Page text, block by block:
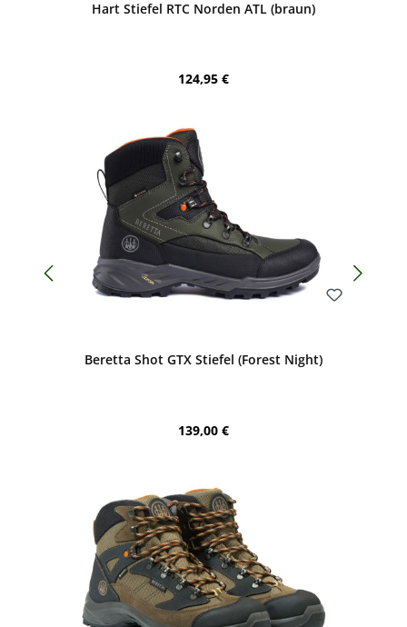
Hart Stiefel RTC Norden ATL (braun)
Regulärer Preis:
124,95 €
Beretta Shot GTX Stiefel (Forest Night)
Regulärer Preis:
139,00 €